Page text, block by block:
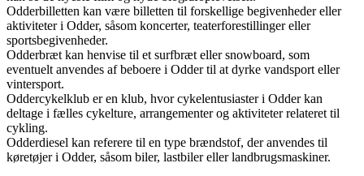
Odderbilletten kan være billetten til forskellige begivenheder eller
aktiviteter i Odder, såsom koncerter, teaterforestillinger eller
sportsbegivenheder.
Odderbræt kan henvise til et surfbræt eller snowboard, som
eventuelt anvendes af beboere i Odder til at dyrke vandsport eller
vintersport.
Oddercykelklub er en klub, hvor cykelentusiaster i Odder kan
deltage i fælles cykelture, arrangementer og aktiviteter relateret til
cykling.
Odderdiesel kan referere til en type brændstof, der anvendes til
køretøjer i Odder, såsom biler, lastbiler eller landbrugsmaskiner.